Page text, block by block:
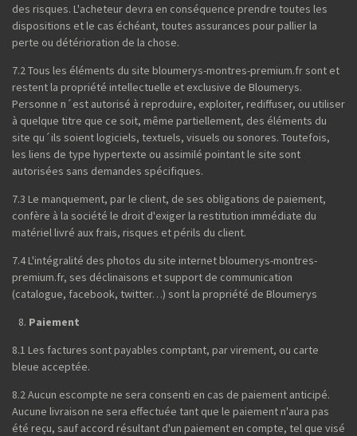
des risques. L'acheteur devra en conséquence prendre toutes les
dispositions et le cas échéant, toutes assurances pour pallier la
perte ou détérioration de la chose.
7.2 Tous les éléments du site bloumerys-montres-premium.fr sont et
restent la propriété intellectuelle et exclusive de Bloumerys.
Personne n´est autorisé à reproduire, exploiter, rediffuser, ou utiliser
à quelque titre que ce soit, même partiellement, des éléments du
site qu´ils soient logiciels, textuels, visuels ou sonores. Toutefois,
les liens de type hypertexte ou assimilé pointant le site sont
autorisées sans demandes spécifiques.
7.3 Le manquement, par le client, de ses obligations de paiement,
confère à la société le droit d'exiger la restitution immédiate du
matériel livré aux frais, risques et périls du client.
7.4 L'intégralité des photos du site internet bloumerys-montres-
premium.fr, ses déclinaisons et support de communication
(catalogue, facebook, twitter…) sont la propriété de Bloumerys
Paiement
8.1 Les factures sont payables comptant, par virement, ou carte
bleue acceptée.
8.2 Aucun escompte ne sera consenti en cas de paiement anticipé.
Aucune livraison ne sera effectuée tant que le paiement n'aura pas
été reçu, sauf accord résultant d'un paiement en compte, tel que visé